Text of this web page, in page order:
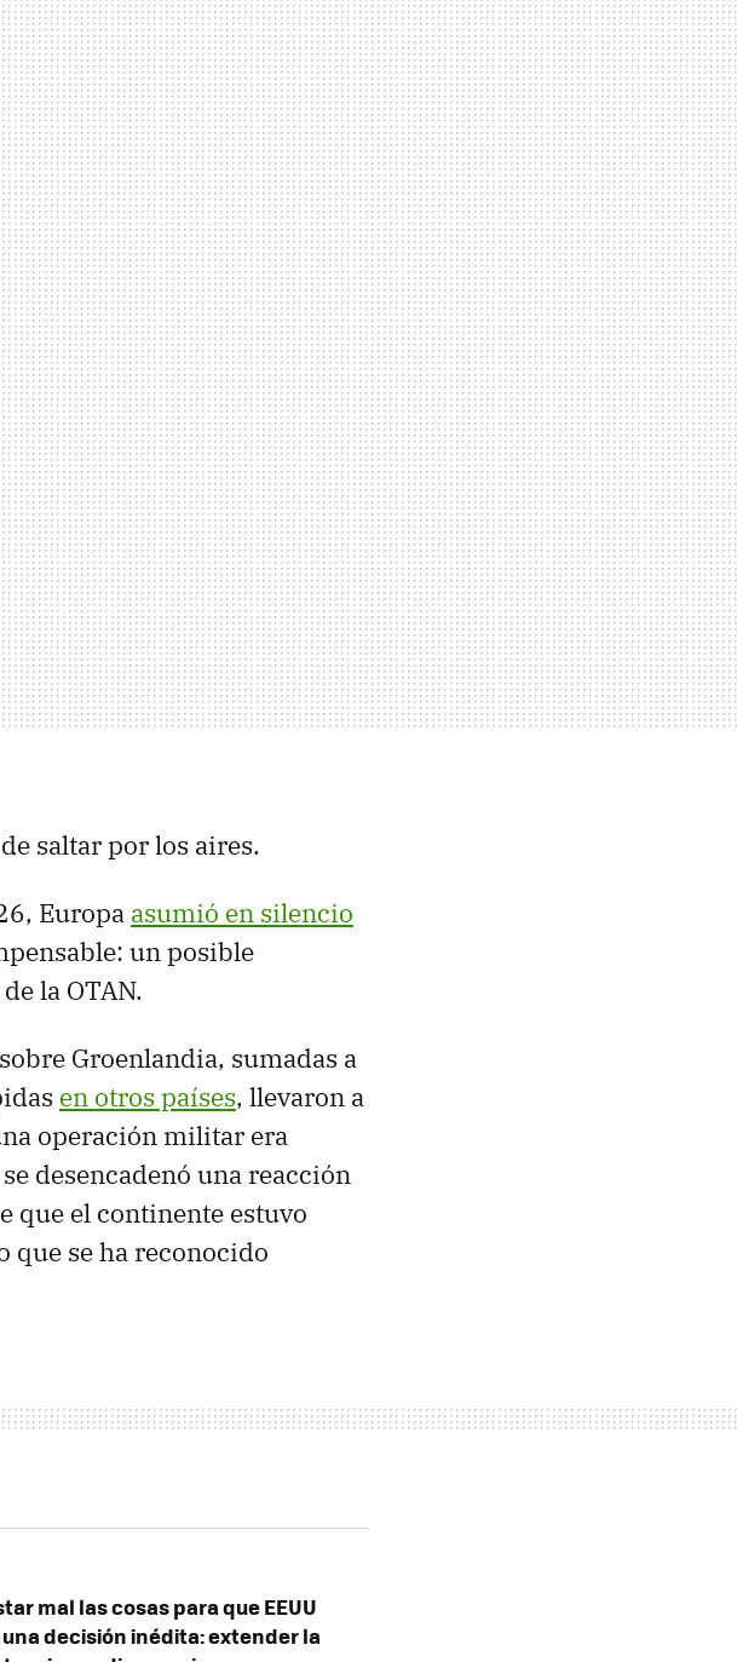
saltar por los aires.
Europa asumió en silencio
un posible
la OTAN.
Groenlandia, sumadas a
en otros países, llevaron a
operación militar era
desencadenó una reacción
que el continente estuvo
que se ha reconocido
mal las cosas para que EEUU
decisión inédita: extender la